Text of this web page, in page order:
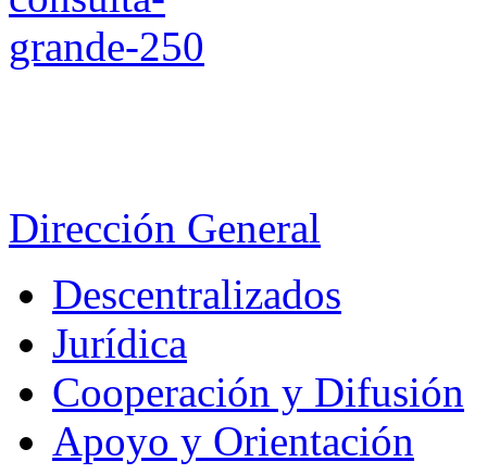
Dirección General
Descentralizados
Jurídica
Cooperación y Difusión
Apoyo y Orientación